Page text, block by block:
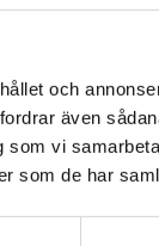
och
även
vi
som de har
for
FiMX6
Read